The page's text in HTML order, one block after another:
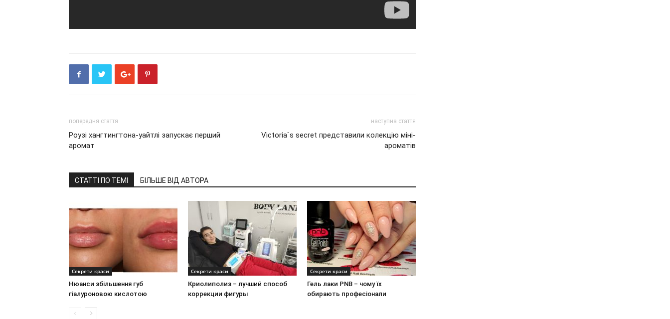
попередня стаття
Роузі хангтингтона-уайтлі запускає перший
аромат
наступна стаття
Victoria`s secret представили колекцію міні-
ароматів
СТАТТІ ПО ТЕМІ БІЛЬШЕ ВІД АВТОРА
Секрети краси
Нюанси збільшення губ
гіалуроновою кислотою
Секрети краси
Криолиполиз – лучший способ
коррекции фигуры
Секрети краси
Гель лаки PNB – чому їх
обирають професіонали